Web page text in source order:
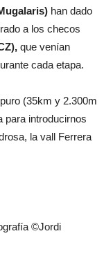
han dado
a los checos
que venían
cada etapa.
(35km y 2.300m
para introducirnos
la vall Ferrera
©Jordi